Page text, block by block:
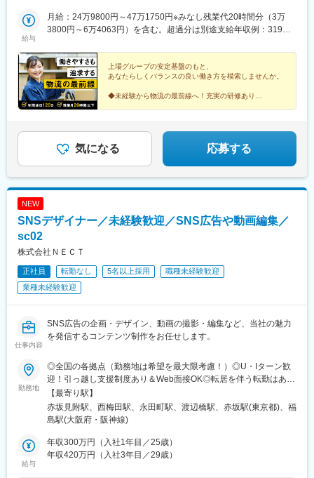
場合は別途定めあり【本社住所（所属先）】東京都港区東新橋1-
5-2 汐留シティセンター 35階【変更の範囲】会社の定める事業所
先は、・稼働人数が100人を超える大規模物流倉庫・精密作業が
求められる製造現場など、さまざま。あなたの経験や希望に応じ
て担当現場をマッチングしています。
駅、小室駅、東我孫子駅、柏駅、柏たなか駅、北柏駅、南船橋
駅、スポーツセンター駅、芝山千代田駅、北松戸駅、実籾駅、新
駅、東京ディズニーシー・ステーション駅、千葉ニュータウン中
央駅、長後駅、小田急相模原駅、上溝駅、鈴木町駅、愛甲石田
駅、社家駅、センター南駅、生麦駅、山手駅、戸部駅、戸塚駅、
杉田駅(神奈川県)、鶴ケ峰駅、かしわ台駅、白岡駅、東松山駅、草
加駅、金子駅、ふじみ野駅、越谷レイクタウン駅、上福岡駅、深
駅(埼玉県)、戸田公園駅、北戸田駅、鷲宮駅、野田市駅、花崎駅、
東浦和駅、大宮駅(埼玉県)、野木駅、ひたち野うしく駅、みらい平
駅、足利駅、結城駅、小金井駅、平石駅(栃木県)、篠塚駅、駒形
目駅、海老江駅、忠岡駅、樽井駅、彩都西駅、武庫川団地前駅、
場駅、馬喰町駅、汐留駅、門前仲町駅、東京ディズニーランド・
中崎町駅、野田阪神駅、天空橋駅、東日本橋駅、内幸町駅、リゾ
ートゲートウェイ・ステーション駅、西横浜駅、天満駅、野田駅
(阪神線)
給与
月給：24万9800円～47万1750円※みなし残業代20時間分（3万
3800円～6万4063円）を含む。超過分は別途支給年収例：319万
上場グループの安定基盤のもと、
あなたらしくバランスの良い働き方を模索しませんか。
◆未経験から物流の最前線へ！充実の研修あり
◆平均残業月20時間以下
気になる 応募する
NEW
SNSデザイナー／未経験歓迎／SNS広告や動画編集／
sc02
株式会社ＮＥＣＴ
正社員 転勤なし 5名以上採用
職種未経験歓迎
業種未経験歓迎
仕事内容
SNS広告の企画・デザイン、動画の撮影・編集など、当社の魅力
を発信するコンテンツ制作をお任せします。
勤務地
◎全国の各拠点（勤務地は希望を最大限考慮！）◎U・Iターン歓
迎！引っ越し支援制度あり＆Web面接OK◎転居を伴う転勤はあり
ません◎仕事に慣れたらフレックスやリモートワークも可能（週
の半分など）◆東京本社◆大阪支社＼積極採用エリア／■東北（宮
城）■関東甲信（東京、神奈川、千葉、埼玉、栃木、群馬、山梨）
滋賀、兵庫、奈良、和歌山）■四国（香川）■中国（岡山）■九州
（福岡）
【最寄り駅】
赤坂見附駅、西梅田駅、永田町駅、渡辺橋駅、赤坂駅(東京都)、福
島駅(大阪府・阪神線)
給与
年収300万円（入社1年目／25歳）
年収420万円（入社3年目／29歳）